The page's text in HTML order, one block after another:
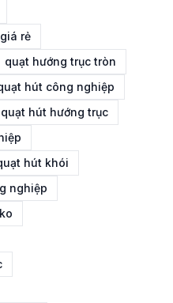
rẻ
quạt hướng trục tròn
hút công nghiệp
quạt hút hướng trục
hút khói
nghiệp